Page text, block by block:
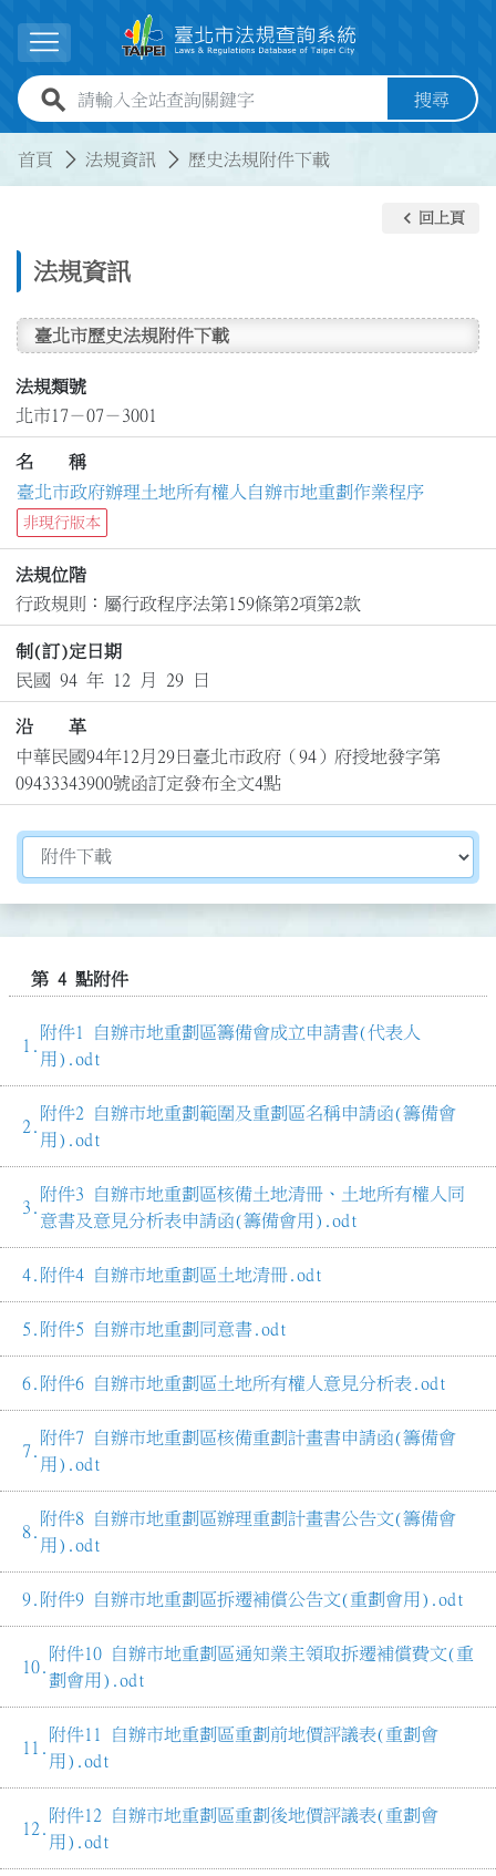
展開選單
全站查詢關鍵字欄位 搜尋
首頁 法規資訊 歷史法規附件下載
法規資訊
keyboard_arrow_left 回上頁
臺北市歷史法規附件下載
法規類號
北市17－07－3001
名 稱
臺北市政府辦理土地所有權人自辦市地重劃作業程序
非現行版本
法規位階
行政規則：屬行政程序法第159條第2項第2款
制(訂)定日期
民國 94 年 12 月 29 日
沿 革
中華民國94年12月29日臺北市政府（94）府授地發字第
09433343900號函訂定發布全文4點
切換選擇法規資訊內容
第 4 點附件
附件1 自辦市地重劃區籌備會成立申請書(代表人
用).odt
附件2 自辦市地重劃範圍及重劃區名稱申請函(籌備會
用).odt
附件3 自辦市地重劃區核備土地清冊、土地所有權人同
意書及意見分析表申請函(籌備會用).odt
附件4 自辦市地重劃區土地清冊.odt
附件5 自辦市地重劃同意書.odt
附件6 自辦市地重劃區土地所有權人意見分析表.odt
附件7 自辦市地重劃區核備重劃計畫書申請函(籌備會
用).odt
附件8 自辦市地重劃區辦理重劃計畫書公告文(籌備會
用).odt
附件9 自辦市地重劃區拆遷補償公告文(重劃會用).odt
附件10 自辦市地重劃區通知業主領取拆遷補償費文(重
劃會用).odt
附件11 自辦市地重劃區重劃前地價評議表(重劃會
用).odt
附件12 自辦市地重劃區重劃後地價評議表(重劃會
用).odt